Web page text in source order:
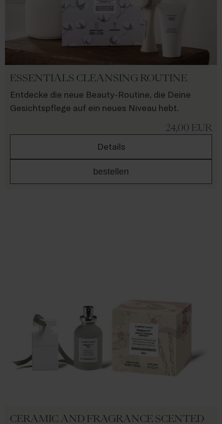
ESSENTIALS CLEANSING ROUTINE
Entdecke die neue Beauty-Routine, die Deine
Gesichtspflege auf ein neues Niveau hebt.
24,00 EUR
Details
bestellen
CERAMIC AND FRAGRANCE SCENTED